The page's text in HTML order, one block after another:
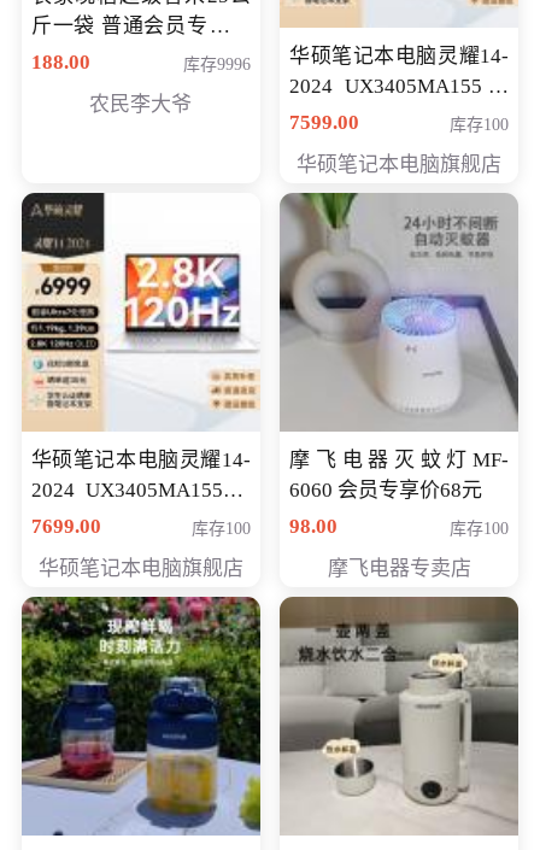
斤一袋 普通会员专享价
格178元
188.00 库存9996
农民李大爷
华硕笔记本电脑灵耀14-
2024 UX3405MA155冰
川银 oled 智慧轻薄本 会
7599.00 库存100
华硕笔记本电脑旗舰店
华硕笔记本电脑灵耀14-
2024 UX3405MA155夜
空蓝 oled 智慧轻薄本 会
7699.00 库存100
华硕笔记本电脑旗舰店
摩飞电器灭蚊灯MF-
6060 会员专享价68元
98.00
库存100
摩飞电器专卖店